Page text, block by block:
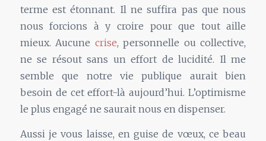
terme est étonnant. Il ne suffira pas que nous
nous forcions à y croire pour que tout aille
mieux. Aucune crise, personnelle ou collective,
ne se résout sans un effort de lucidité. Il me
semble que notre vie publique aurait bien
besoin de cet effort-là aujourd’hui. L’optimisme
le plus engagé ne saurait nous en dispenser.
Aussi je vous laisse, en guise de vœux, ce beau